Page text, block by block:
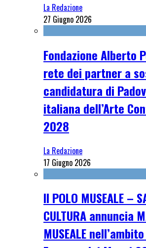
La Redazione
27 Giugno 2026
Fondazione Alberto
rete dei partner a
candidatura di
italiana dell’Arte
2028
La Redazione
17 Giugno 2026
Il POLO MUSEALE –
CULTURA annuncia
MUSEALE